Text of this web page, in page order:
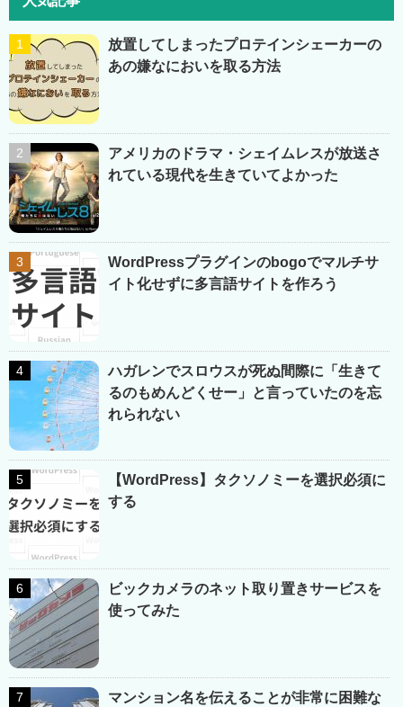
放置してしまったプロテインシェーカーの
あの嫌なにおいを取る方法
アメリカのドラマ・シェイムレスが放送さ
れている現代を生きていてよかった
WordPressプラグインのbogoでマルチサ
イト化せずに多言語サイトを作ろう
ハガレンでスロウスが死ぬ間際に「生きて
るのもめんどくせー」と言っていたのを忘
れられない
【WordPress】タクソノミーを選択必須に
する
ビックカメラのネット取り置きサービスを
使ってみた
マンション名を伝えることが非常に困難な